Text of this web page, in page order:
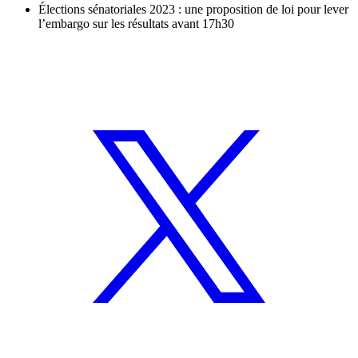
Élections sénatoriales 2023 : une proposition de loi pour lever
l’embargo sur les résultats avant 17h30